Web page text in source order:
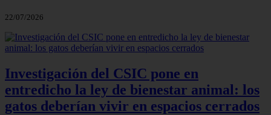
22/07/2026
Investigación del CSIC pone en
entredicho la ley de bienestar animal: los
gatos deberían vivir en espacios cerrados